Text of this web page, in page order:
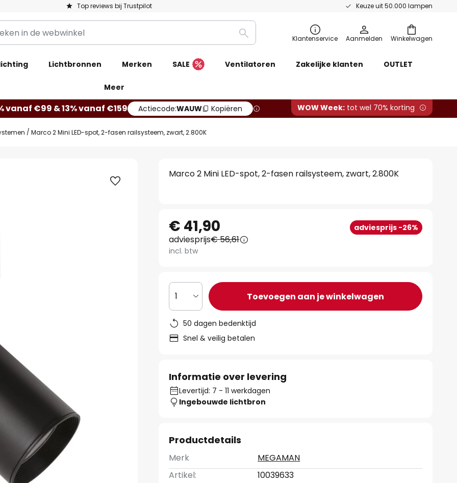
Top reviews bij Trustpilot Keuze uit 50.000 lampen
Winkelwagen
Zoeken Klantenservice Aanmelden
Lichtbronnen Merken SALE Ventilatoren Zakelijke klanten OUTLET
Meer
vanaf €99 & 13% vanaf €159 Actiecode:WAUW Kopiëren WOW Week: tot wel 70% korting
Marco 2 Mini LED-spot, 2-fasen railsysteem, zwart, 2.800K
Marco 2 Mini LED-spot, 2-fasen railsysteem, zwart, 2.800K
€ 41,90 adviesprijs -26%
adviesprijs€ 56,61
incl. btw
1 Toevoegen aan je winkelwagen
50 dagen bedenktijd
Snel & veilig betalen
Informatie over levering
Levertijd: 7 - 11 werkdagen
Ingebouwde lichtbron
Productdetails
Merk
MEGAMAN
Artikel:
10039633